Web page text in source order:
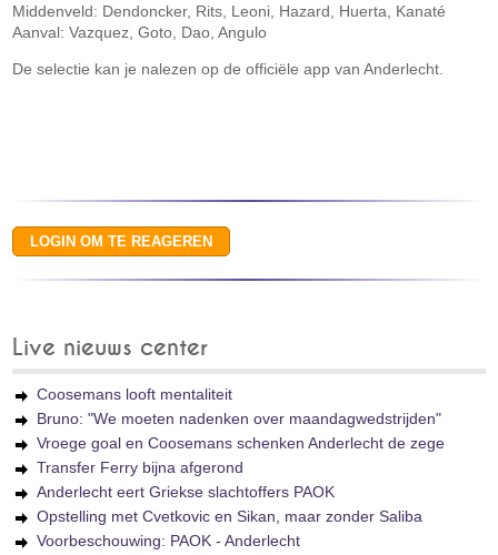
Middenveld: Dendoncker, Rits, Leoni, Hazard, Huerta, Kanaté
Aanval: Vazquez, Goto, Dao, Angulo
De selectie kan je nalezen op de officiële app van Anderlecht.
Live nieuws center
Coosemans looft mentaliteit
Bruno: "We moeten nadenken over maandagwedstrijden"
Vroege goal en Coosemans schenken Anderlecht de zege
Transfer Ferry bijna afgerond
Anderlecht eert Griekse slachtoffers PAOK
Opstelling met Cvetkovic en Sikan, maar zonder Saliba
Voorbeschouwing: PAOK - Anderlecht